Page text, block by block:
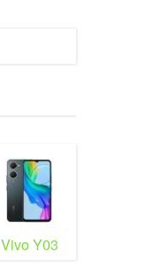
Vivo Y03